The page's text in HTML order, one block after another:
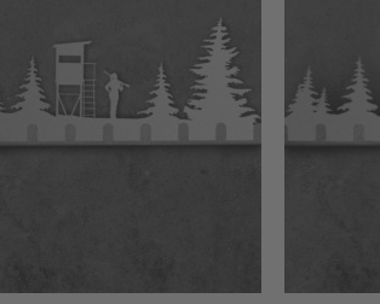
Merkzettel
hinzufügen